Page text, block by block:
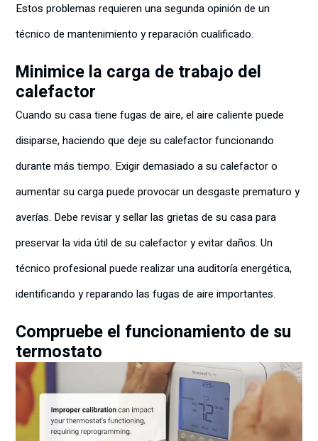
Estos problemas requieren una segunda opinión de un
técnico de mantenimiento y reparación cualificado.
Minimice la carga de trabajo del
calefactor
Cuando su casa tiene fugas de aire, el aire caliente puede
disiparse, haciendo que deje su calefactor funcionando
durante más tiempo. Exigir demasiado a su calefactor o
aumentar su carga puede provocar un desgaste prematuro y
averías. Debe revisar y sellar las grietas de su casa para
preservar la vida útil de su calefactor y evitar daños. Un
técnico profesional puede realizar una auditoría energética,
identificando y reparando las fugas de aire importantes.
Compruebe el funcionamiento de su
termostato